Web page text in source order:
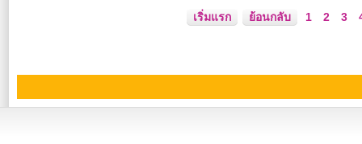
เริ่มแรก ย้อนกลับ 1 2 3